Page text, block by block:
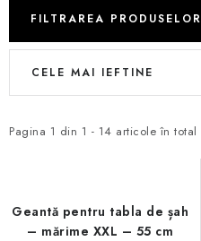
FILTRAREA PRODUSELOR
L
t
r
Pagina 1 din 1 - 14 articole în total
S
e
a
CELE MAI IEFTINE
Geantă pentru tabla de șah
– mărime XXL – 55 cm